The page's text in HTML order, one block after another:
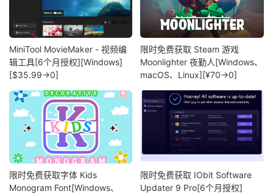
MiniTool MovieMaker - 视频编
辑工具[6个月授权][Windows]
[$35.99→0]
限时免费获取 Steam 游戏
Moonlighter 夜勤人[Windows、
macOS、Linux][¥70→0]
限时免费获取字体 Kids
Monogram Font[Windows、
限时免费获取 IObit Software
Updater 9 Pro[6个月授权]